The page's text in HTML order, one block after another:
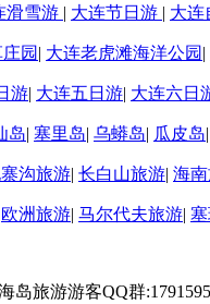
滑雪游 | 大连节日游 | 大连
园 | 大连老虎滩海洋公园 |
游| 大连五日游| 大连六日
岛| 塞里岛| 乌蟒岛| 瓜皮岛|
沟旅游| 长白山旅游| 海
欧洲旅游| 马尔代夫旅游|
岛旅游游客QQ群